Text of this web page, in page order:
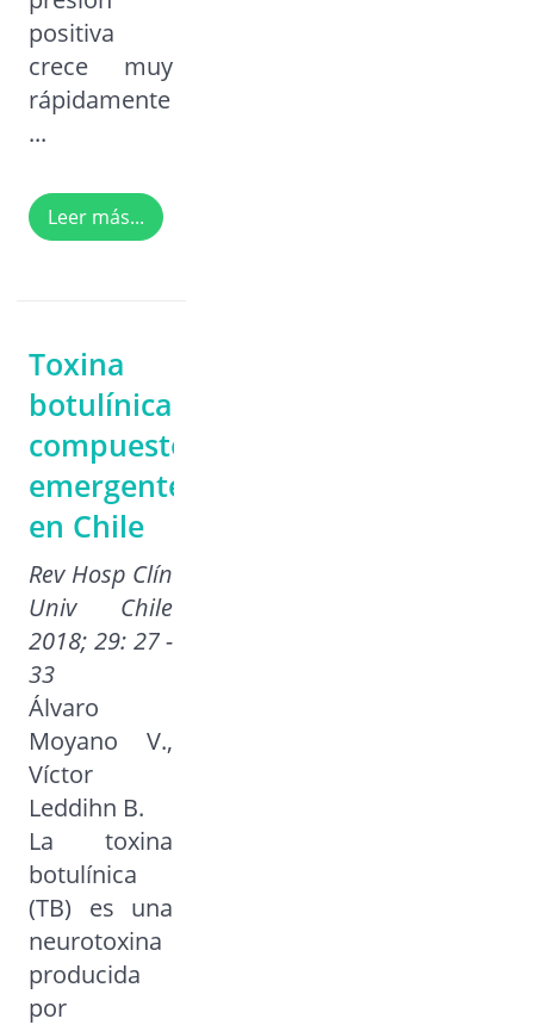
positiva
crece muy
rápidamente
...
Leer más...
Toxina
botulínica:
compuestos
emergentes
en Chile
Rev Hosp Clín
Univ Chile
2018; 29: 27 -
33
Álvaro
Moyano V.,
Víctor
Leddihn B.
La toxina
botulínica
(TB) es una
neurotoxina
producida
por